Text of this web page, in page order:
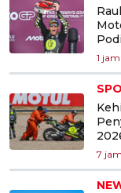
1 jam
7 jam